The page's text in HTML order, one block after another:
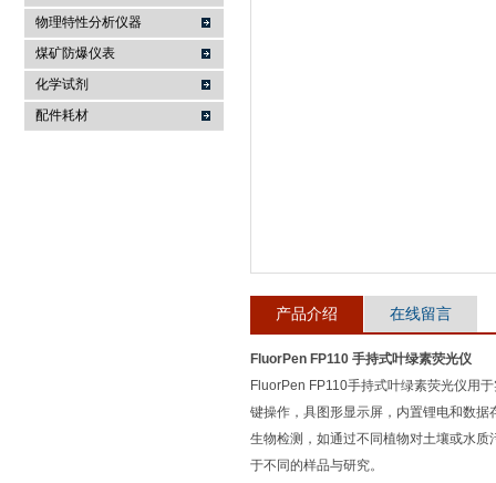
物理特性分析仪器
煤矿防爆仪表
化学试剂
配件耗材
产品介绍 在线留言
FluorPen FP110 手持式叶绿素荧光仪
FluorPen FP110手持式叶绿素荧光仪用
键操作，具图形显示屏，内置锂电和数
生物检测，如通过不同植物对土壤或水
于不同的样品与研究。